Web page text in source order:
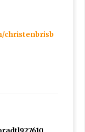
christenbrisb